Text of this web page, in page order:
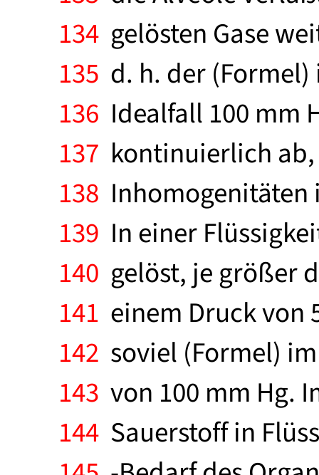
134 gelösten Gase
135 d. h. der
136 Idealfall 100 mm
137 kontinuierlich
138 Inhomogenitäten
139 In einer
140 gelöst, je größer
141 einem Druck von
142 soviel (Formel)
143 von 100 mm Hg.
144 Sauerstoff in